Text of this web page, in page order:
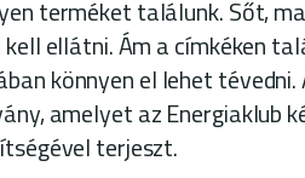
terméket találunk. Sőt,
kell ellátni. Ám a címkéken
könnyen el lehet
amelyet az Energiaklub
terjeszt.